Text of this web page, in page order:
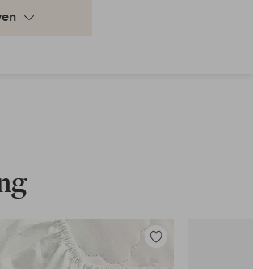
Toevoegen
aan